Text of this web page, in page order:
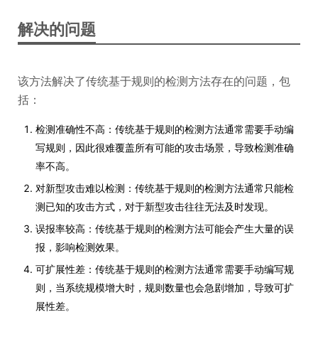
解决的问题
该方法解决了传统基于规则的检测方法存在的问题，包
括：
检测准确性不高：传统基于规则的检测方法通常需要手动编
写规则，因此很难覆盖所有可能的攻击场景，导致检测准确
率不高。
对新型攻击难以检测：传统基于规则的检测方法通常只能检
测已知的攻击方式，对于新型攻击往往无法及时发现。
误报率较高：传统基于规则的检测方法可能会产生大量的误
报，影响检测效果。
可扩展性差：传统基于规则的检测方法通常需要手动编写规
则，当系统规模增大时，规则数量也会急剧增加，导致可扩
展性差。